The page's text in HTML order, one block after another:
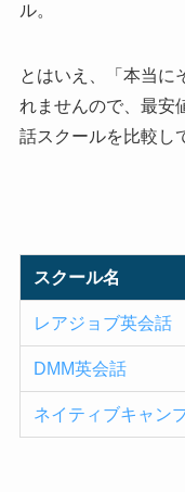
ル。
とはいえ、「本当に
れませんので、最安
話スクールを比較し
スクール名
レアジョブ英会話
DMM英会話
ネイティブキャン